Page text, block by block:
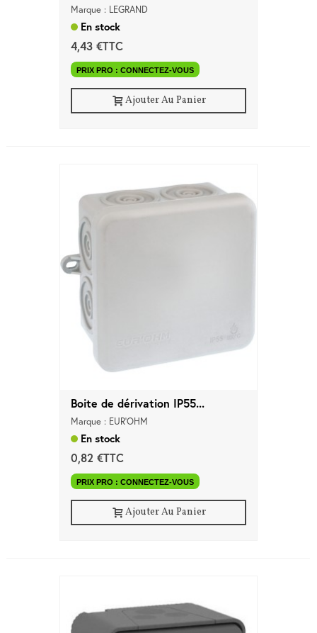
Marque : LEGRAND
En stock
4,43 €TTC
PRIX PRO : CONNECTEZ-VOUS
Ajouter Au Panier
Boite de dérivation IP55...
Marque : EUR'OHM
En stock
0,82 €TTC
PRIX PRO : CONNECTEZ-VOUS
Ajouter Au Panier